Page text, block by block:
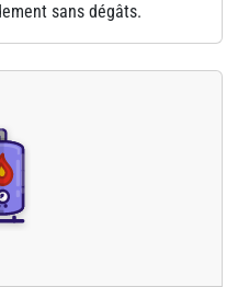
sans dégâts.